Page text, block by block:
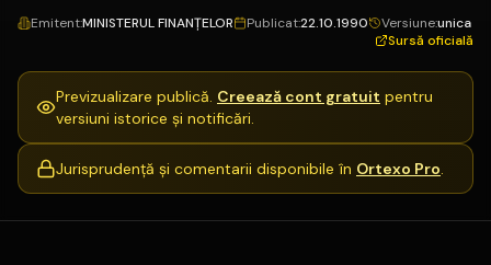
Emitent:MINISTERUL FINANŢELOR Publicat:22.10.1990 Versiune:unica
Sursă oficială
Previzualizare publică. Creează cont gratuit pentru
versiuni istorice și notificări.
Jurisprudență și comentarii disponibile în Ortexo Pro.